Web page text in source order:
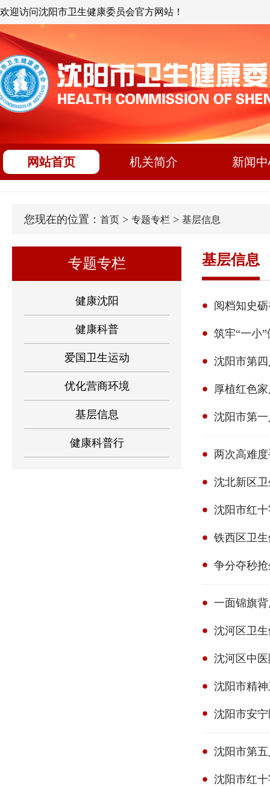
欢迎访问沈阳市卫生健康委员会官方网站！
网站首页 机关简介 新闻
您现在的位置： 首页 > 专题专栏 > 基层信息
专题专栏
健康沈阳
健康科普
爱国卫生运动
优化营商环境
基层信息
健康科普行
基层信息
阅档知史
筑牢“一小
沈阳市第
沈阳市第
两次高难
沈北新区
沈阳市红
铁西区卫
一面锦旗
沈河区卫
沈河区中
沈阳市精
沈阳市安
沈阳市第
沈阳市红